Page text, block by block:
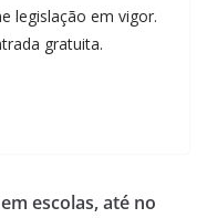
legislação em vigor.
gratuita.
escolas, até no